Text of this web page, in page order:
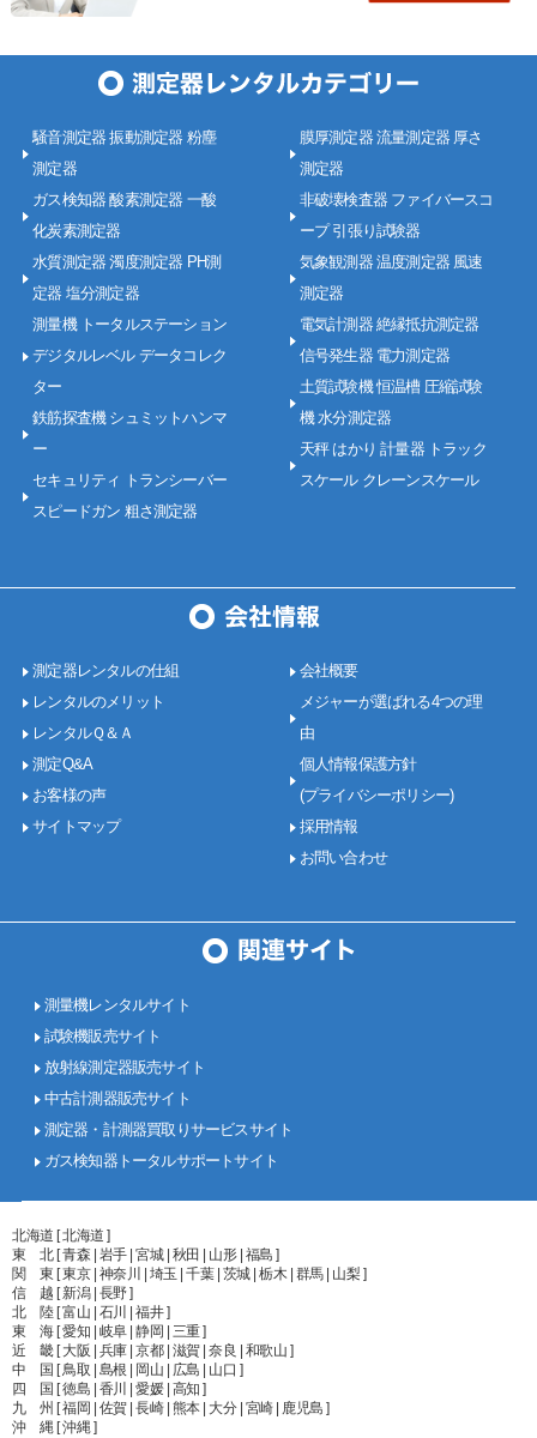
騒音測定器 振動測定器 粉塵
測定器
ガス検知器 酸素測定器 一酸
化炭素測定器
水質測定器 濁度測定器 PH測
定器 塩分測定器
測量機 トータルステーション
デジタルレベル データコレク
ター
鉄筋探査機 シュミットハンマ
ー
セキュリティ トランシーバー
スピードガン 粗さ測定器
膜厚測定器 流量測定器 厚さ
測定器
非破壊検査器 ファイバースコ
ープ 引張り試験器
気象観測器 温度測定器 風速
測定器
電気計測器 絶縁抵抗測定器
信号発生器 電力測定器
土質試験機 恒温槽 圧縮試験
機 水分測定器
天秤 はかり 計量器 トラック
スケール クレーンスケール
測定器レンタルの仕組
レンタルのメリット
レンタルＱ＆Ａ
測定Q&A
お客様の声
サイトマップ
会社概要
メジャーが選ばれる4つの理
由
個人情報保護方針
(プライバシーポリシー)
採用情報
お問い合わせ
測量機レンタルサイト
試験機販売サイト
放射線測定器販売サイト
中古計測器販売サイト
測定器・計測器買取りサービスサイト
ガス検知器トータルサポートサイト
北海道 [ 北海道 ]
東 北 [ 青森 | 岩手 | 宮城 | 秋田 | 山形 | 福島 ]
関 東 [ 東京 | 神奈川 | 埼玉 | 千葉 | 茨城 | 栃木 | 群馬 | 山梨 ]
信 越 [ 新潟 | 長野 ]
北 陸 [ 富山 | 石川 | 福井 ]
東 海 [ 愛知 | 岐阜 | 静岡 | 三重 ]
近 畿 [ 大阪 | 兵庫 | 京都 | 滋賀 | 奈良 | 和歌山 ]
中 国 [ 鳥取 | 島根 | 岡山 | 広島 | 山口 ]
四 国 [ 徳島 | 香川 | 愛媛 | 高知 ]
九 州 [ 福岡 | 佐賀 | 長崎 | 熊本 | 大分 | 宮崎 | 鹿児島 ]
沖 縄 [ 沖縄 ]